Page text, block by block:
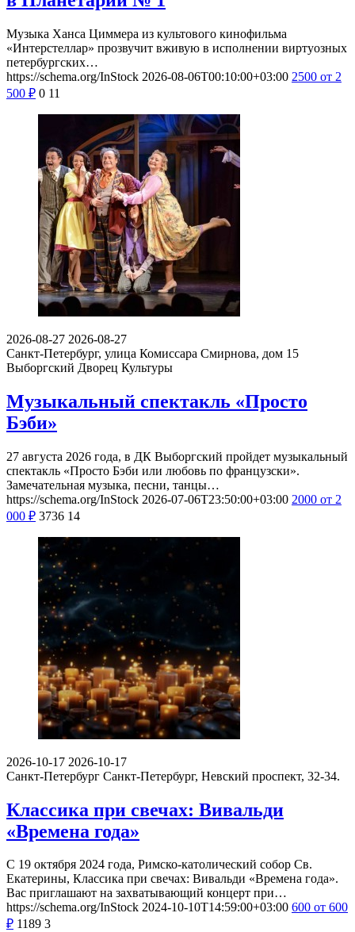
Музыка Ханса Циммера из культового кинофильма
«Интерстеллар» прозвучит вживую в исполнении виртуозных
петербургских…
https://schema.org/InStock 2026-08-06T00:10:00+03:00 2500 от 2
500 ₽ 0 11
2026-08-27 2026-08-27
Санкт-Петербург, улица Комиссара Смирнова, дом 15
Выборгский Дворец Культуры
Музыкальный спектакль «Просто
Бэби»
27 августа 2026 года, в ДК Выборгский пройдет музыкальный
спектакль «Просто Бэби или любовь по французски».
Замечательная музыка, песни, танцы…
https://schema.org/InStock 2026-07-06T23:50:00+03:00 2000 от 2
000 ₽ 3736 14
2026-10-17 2026-10-17
Санкт-Петербург Санкт-Петербург, Невский проспект, 32-34.
Классика при свечах: Вивальди
«Времена года»
С 19 октября 2024 года, Римско-католический собор Св.
Екатерины, Классика при свечах: Вивальди «Времена года».
Вас приглашают на захватывающий концерт при…
https://schema.org/InStock 2024-10-10T14:59:00+03:00 600 от 600
₽ 1189 3